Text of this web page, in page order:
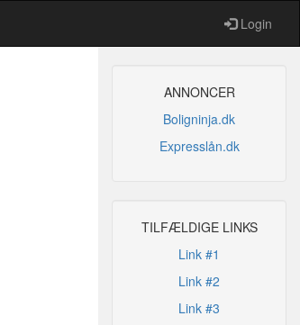
Login
ANNONCER
Boligninja.dk
Expresslån.dk
TILFÆLDIGE LINKS
Link #1
Link #2
Link #3